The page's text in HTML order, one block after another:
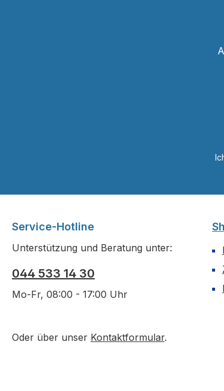
Service-Hotline
Unterstützung und Beratung unter:
044 533 14 30
Mo-Fr, 08:00 - 17:00 Uhr
Oder über unser Kontaktformular.